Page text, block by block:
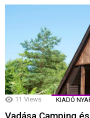
11 Views KIADÓ
Vadása Camping